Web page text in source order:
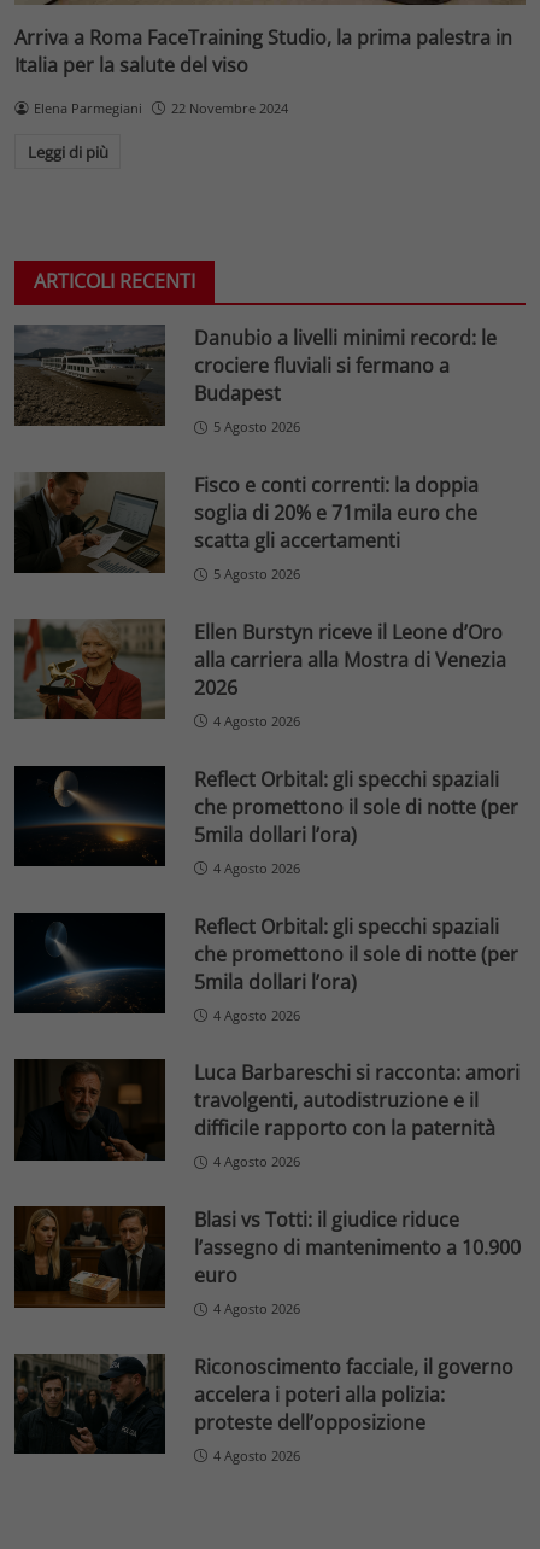
Arriva a Roma FaceTraining Studio, la prima palestra in
Italia per la salute del viso
Elena Parmegiani 22 Novembre 2024
Leggi di più
ARTICOLI RECENTI
Danubio a livelli minimi record: le
crociere fluviali si fermano a
Budapest
5 Agosto 2026
Fisco e conti correnti: la doppia
soglia di 20% e 71mila euro che
scatta gli accertamenti
5 Agosto 2026
Ellen Burstyn riceve il Leone d’Oro
alla carriera alla Mostra di Venezia
2026
4 Agosto 2026
Reflect Orbital: gli specchi spaziali
che promettono il sole di notte (per
5mila dollari l’ora)
4 Agosto 2026
Reflect Orbital: gli specchi spaziali
che promettono il sole di notte (per
5mila dollari l’ora)
4 Agosto 2026
Luca Barbareschi si racconta: amori
travolgenti, autodistruzione e il
difficile rapporto con la paternità
4 Agosto 2026
Blasi vs Totti: il giudice riduce
l’assegno di mantenimento a 10.900
euro
4 Agosto 2026
Riconoscimento facciale, il governo
accelera i poteri alla polizia:
proteste dell’opposizione
4 Agosto 2026